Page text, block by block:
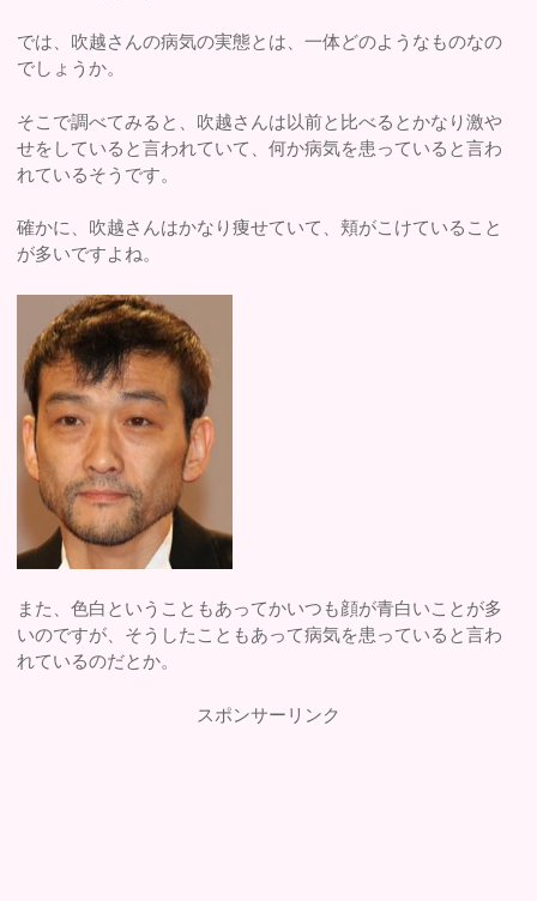
では、吹越さんの病気の実態とは、一体どのようなものなの
でしょうか。
そこで調べてみると、吹越さんは以前と比べるとかなり激や
せをしていると言われていて、何か病気を患っていると言わ
れているそうです。
確かに、吹越さんはかなり痩せていて、頬がこけていること
が多いですよね。
また、色白ということもあってかいつも顔が青白いことが多
いのですが、そうしたこともあって病気を患っていると言わ
れているのだとか。
スポンサーリンク